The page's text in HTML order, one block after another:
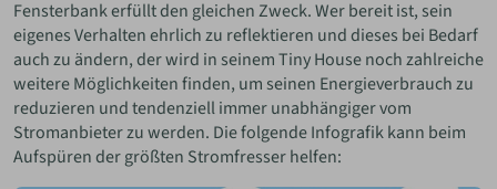
Fensterbank erfüllt den gleichen Zweck. Wer bereit ist, sein
eigenes Verhalten ehrlich zu reflektieren und dieses bei Bedarf
auch zu ändern, der wird in seinem Tiny House noch zahlreiche
weitere Möglichkeiten finden, um seinen Energieverbrauch zu
reduzieren und tendenziell immer unabhängiger vom
Stromanbieter zu werden. Die folgende Infografik kann beim
Aufspüren der größten Stromfresser helfen: